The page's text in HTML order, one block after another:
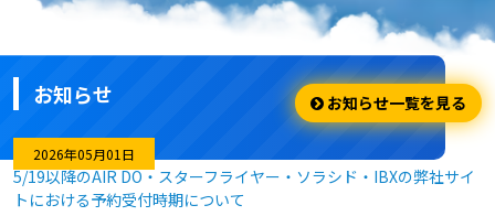
安くてお得に利用出来ました。
★★★★☆
利用のしやすさ
問題なく利用できました。
お知らせ お知らせ一覧を見る
2026年05月01日
5/19以降のAIR DO・スターフライヤー・ソラシド・IBXの弊社サイ
トにおける予約受付時期について